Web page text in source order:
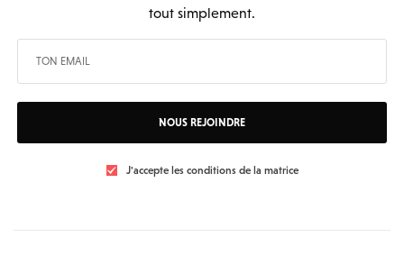
tout simplement.
NOUS REJOINDRE
J'accepte les conditions de la matrice